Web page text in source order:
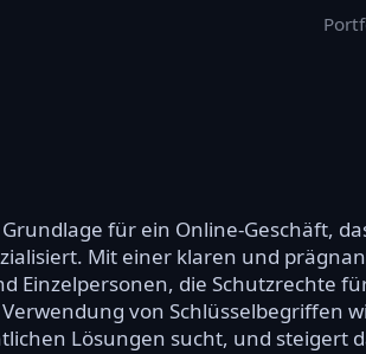
für ein Online-Geschäft,
Mit einer klaren und
Einzelpersonen, die Schutzrechte
von Schlüsselbegriffen
Lösungen sucht, und steigert